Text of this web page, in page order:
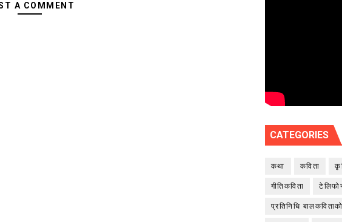
A COMMENT
CATEGORIES
कथा कविता
गीतिकविता
प्रतिनिधि